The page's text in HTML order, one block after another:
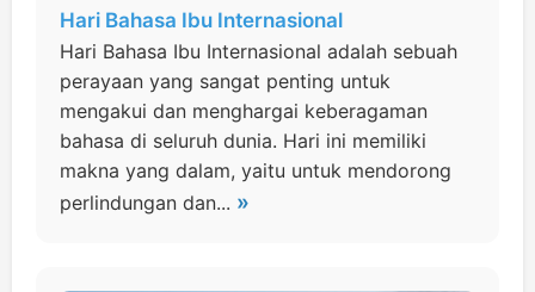
Hari Bahasa Ibu Internasional
Hari Bahasa Ibu Internasional adalah sebuah
perayaan yang sangat penting untuk
mengakui dan menghargai keberagaman
bahasa di seluruh dunia. Hari ini memiliki
makna yang dalam, yaitu untuk mendorong
perlindungan dan... »